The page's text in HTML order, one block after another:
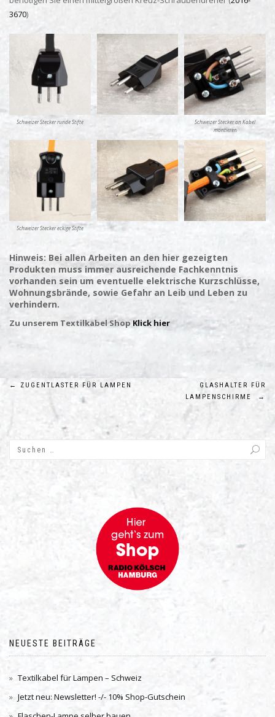
3670)
Schweizer Stecker runde Stifte
Schweizer Stecker an Kabel
montieren
Schweizer Stecker eckige Stifte
Hinweis: Bei allen Arbeiten an den hier gezeigten
Produkten muss immer ausreichende Fachkenntnis
vorhanden sein um eventuelle elektrische Kurzschlüsse,
Wohnungsbrände, sowie Gefahr an Leib und Leben zu
verhindern.
Zu unserem Textilkabel ShopKlick hier
Beitragsnavigation
← ZUGENTLASTER FÜR LAMPEN
GLASHALTER FÜR
LAMPENSCHIRME
→
NEUESTE BEITRÄGE
Textilkabel für Lampen – Schweiz
Jetzt neu: Newsletter! -/- 10% Shop-Gutschein